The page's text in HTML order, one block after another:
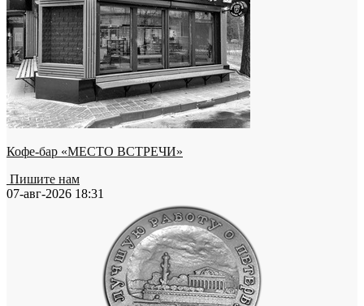
Кофе-бар «МЕСТО ВСТРЕЧИ»
Пишите нам
07-авг-2026 18:31